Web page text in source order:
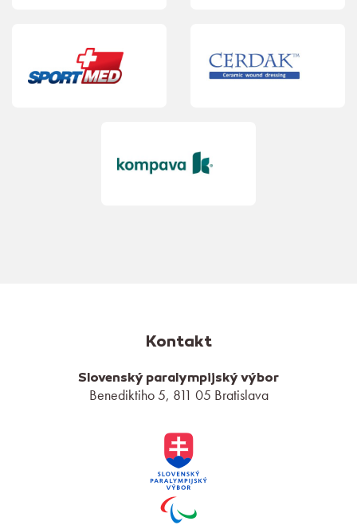
Kontakt
Slovenský paralympijský výbor
Benediktiho 5, 811 05 Bratislava